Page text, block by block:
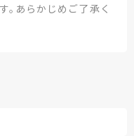
あらかじめご了承く